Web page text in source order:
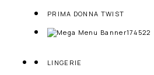
PRIMA DONNA TWIST
LINGERIE